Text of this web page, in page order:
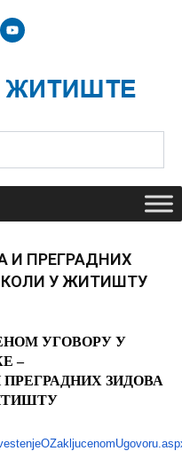
Y
o
u
b
e
И ПРЕГРАДНИХ
У ЖИТИШТУ
УГОВОРУ У
–
ЗИДОВА